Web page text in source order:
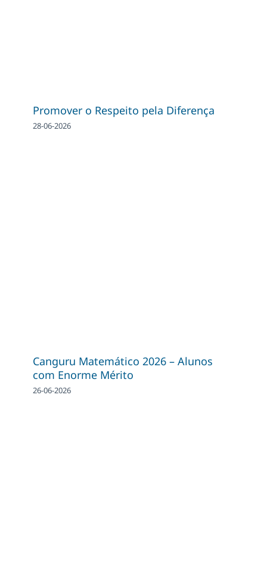
Promover o Respeito pela Diferença
28-06-2026
Canguru Matemático 2026 – Alunos
com Enorme Mérito
26-06-2026